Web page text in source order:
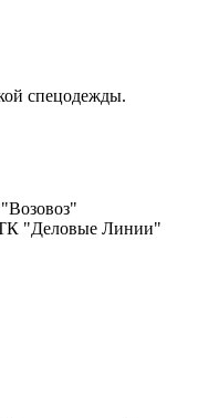
спецодежды.
ТК "Деловые Линии"